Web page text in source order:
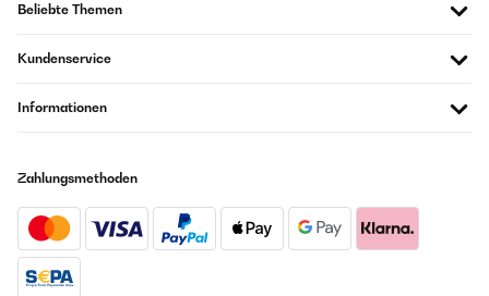
Beliebte Themen
Kundenservice
Informationen
Zahlungsmethoden